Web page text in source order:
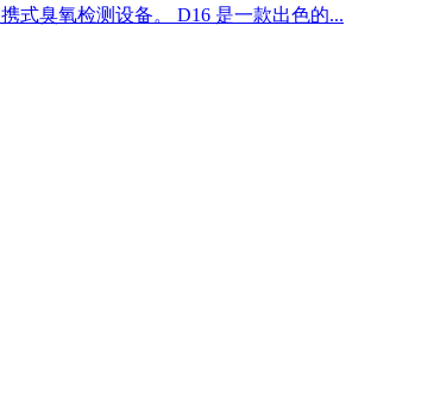
式臭氧检测设备。 D16 是一款出色的...